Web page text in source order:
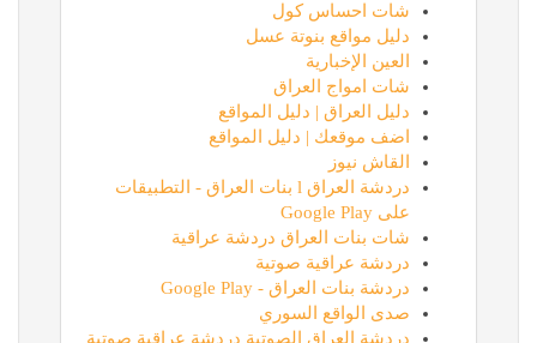
شات احساس كول
دليل مواقع بنوتة عسل
العين الإخبارية
شات امواج العراق
دليل العراق | دليل المواقع
اضف موقعك | دليل المواقع
القاش نيوز
دردشة العراق l بنات العراق - التطبيقات
على Google Play
شات بنات العراق دردشة عراقية
دردشة عراقية صوتية
دردشة بنات العراق - Google Play
صدى الواقع السوري
دردشة العراق الصوتية دردشة عراقية صوتية